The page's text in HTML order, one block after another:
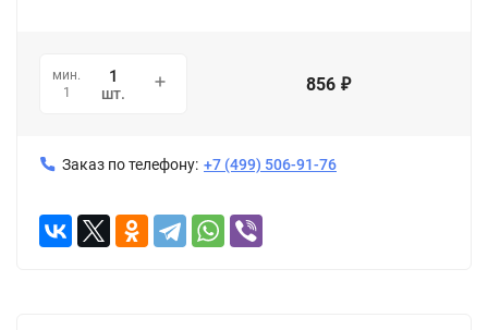
мин.
1
шт. 856 ₽
Заказ по телефону: +7 (499) 506-91-76